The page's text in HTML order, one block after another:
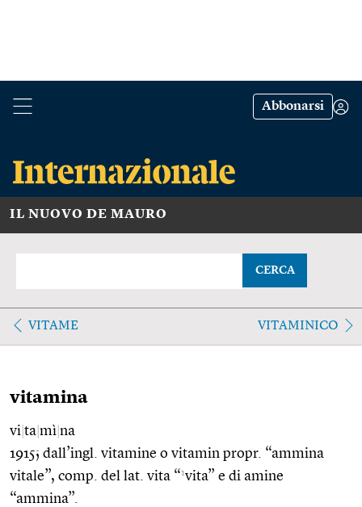
Abbonarsi
IL NUOVO DE MAURO
CERCA
VITAME VITAMINICO
vitamina
vi ta mì na
1915; dall’ingl. vitamine o vitamin propr. “ammina
vitale”, comp. del lat. vita “1vita” e di amine
“ammina”.